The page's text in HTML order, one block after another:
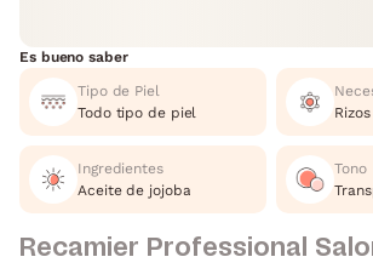
Es bueno saber
Tipo de Piel
Todo tipo de piel
Rizos
Ingredientes
Aceite de jojoba
Tono
Recamier Professional